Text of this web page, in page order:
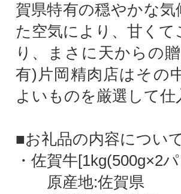
賀県特有の穏やかな
た空気により、甘く
り、まさに天からの
有)片岡精肉店はその
よいものを厳選して
■お礼品の内容につい
・佐賀牛[1kg(500g×2
原産地:佐賀県